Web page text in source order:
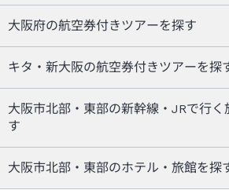
大阪府の航空券付きツアーを探す
キタ・新大阪の航空券付きツアーを探
大阪市北部・東部の新幹線・JRで行
す
大阪市北部・東部のホテル・旅館を探